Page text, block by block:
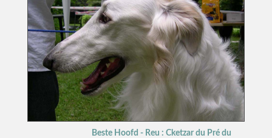
Beste Hoofd - Reu : Cketzar du Pré du